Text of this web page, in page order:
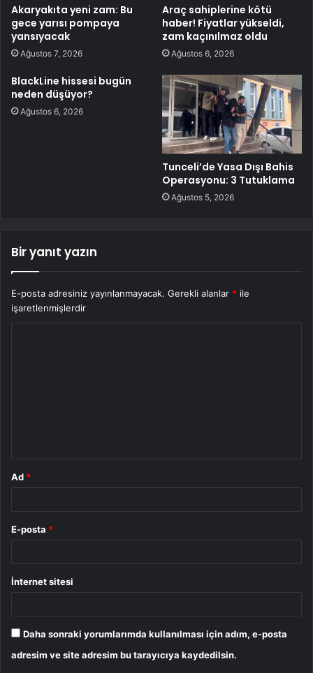
Akaryakıta yeni zam: Bu
gece yarısı pompaya
yansıyacak
Ağustos 7, 2026
Araç sahiplerine kötü
haber! Fiyatlar yükseldi,
zam kaçınılmaz oldu
Ağustos 6, 2026
BlackLine hissesi bugün
neden düşüyor?
Ağustos 6, 2026
Tunceli’de Yasa Dışı Bahis
Operasyonu: 3 Tutuklama
Ağustos 5, 2026
Bir yanıt yazın
E-posta adresiniz yayınlanmayacak. Gerekli alanlar * ile
işaretlenmişlerdir
Ad *
E-posta *
İnternet sitesi
Daha sonraki yorumlarımda kullanılması için adım, e-posta
adresim ve site adresim bu tarayıcıya kaydedilsin.